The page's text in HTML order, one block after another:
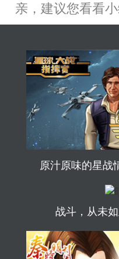
亲，建议您看看
原汁原味的星战
战斗，从未